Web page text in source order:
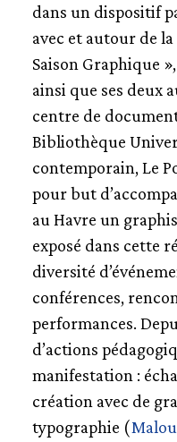
dans un dispositif
avec et autour de
Saison Graphique
ainsi que ses deux
centre de
Bibliothèque
contemporain, Le
pour but
au Havre un
exposé dans cette
diversité
conférences,
performances.
d’actions
manifestation :
création avec de
typographie (